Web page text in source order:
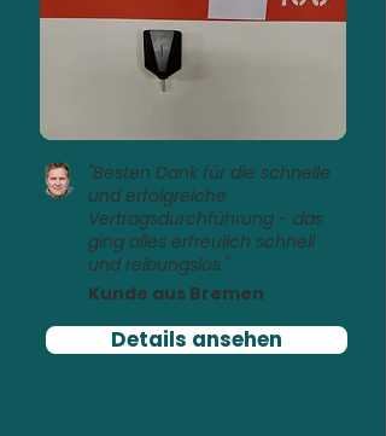
"Besten Dank für die schnelle
und erfolgreiche
Vertragsdurchführung - das
ging alles erfreulich schnell
und reibungslos."
Kunde aus Bremen
Details ansehen